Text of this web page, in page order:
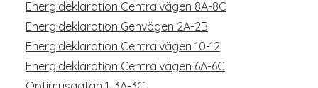
Energideklaration Centralvägen 8A-8C
Energideklaration Genvägen 2A-2B
Energideklaration Centralvägen 10-12
Energideklaration Centralvägen 6A-6C